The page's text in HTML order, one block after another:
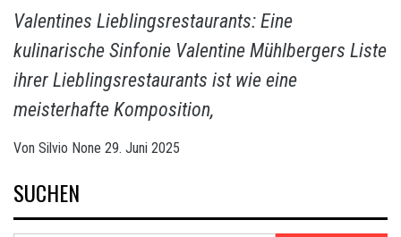
Valentines Lieblingsrestaurants: Eine
kulinarische Sinfonie Valentine Mühlbergers Liste
ihrer Lieblingsrestaurants ist wie eine
meisterhafte Komposition,
Von Silvio None 29. Juni 2025
SUCHEN